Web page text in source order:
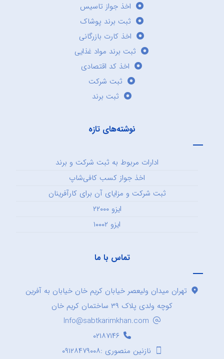
اخذ جواز تاسیس
ثبت برند پوشاک
اخذ کارت بازرگانی
ثبت برند مواد غذایی
اخذ کد اقتصادی
ثبت شرکت
ثبت برند
نوشته‌های تازه
ادارات مربوط به ثبت شرکت و برند
اخذ جواز کسب کافی‌شاپ
ثبت شرکت و مزایای آن برای کارآفرینان
ایزو ۲۲۰۰۰
ایزو ۱۰۰۰۲
تماس با ما
تهران میدان ولیعصر خیابان کریم خان خیابان به آفرین
کوچه ولدی پلاک ۳۹ ساختمان کریم خان
Info@sabtkarimkhan.com
۰۲۱۸۷۱۴۶
نازنین منصوری :۰۹۱۲۸۴۷۹۰۰۸